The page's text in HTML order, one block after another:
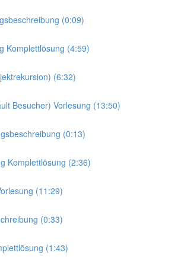
(0:09)
Komplettlösung (4:59)
(6:32)
Besucher) Vorlesung (13:50)
(0:13)
Komplettlösung (2:36)
(11:29)
(0:33)
(1:43)